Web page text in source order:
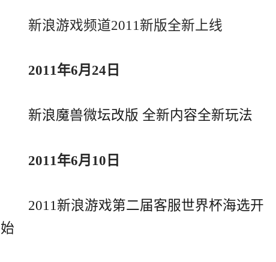
新浪游戏频道2011新版全新上线
2011年6月24日
新浪魔兽微坛改版 全新内容全新玩法
2011年6月10日
2011新浪游戏第二届客服世界杯海选开
始